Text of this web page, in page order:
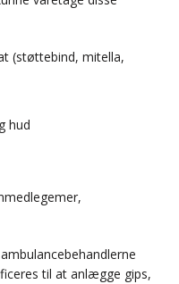
(støttebind, mitella,
hud
til at anlægge gips,